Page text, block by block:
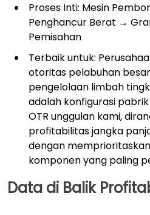
Proses Inti: Mesin
Penghancur Berat →
Pemisahan
Terbaik untuk:
otoritas pelabuhan
pengelolaan limbah
adalah konfigurasi
OTR unggulan kami,
profitabilitas jangka
dengan
komponen yang paling
Data di Balik